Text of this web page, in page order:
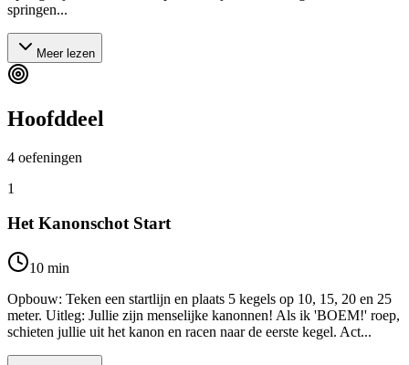
springen...
Meer lezen
Hoofddeel
4 oefeningen
1
Het Kanonschot Start
10 min
Opbouw: Teken een startlijn en plaats 5 kegels op 10, 15, 20 en 25
meter. Uitleg: Jullie zijn menselijke kanonnen! Als ik 'BOEM!' roep,
schieten jullie uit het kanon en racen naar de eerste kegel. Act...